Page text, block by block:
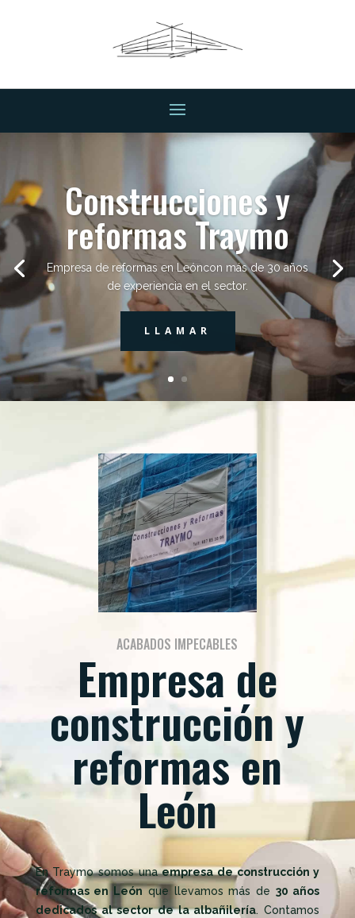
REFORMAS
INTEGRALES
VER SERVICIOS
ACABADOS IMPECABLES
Empresa de
construcción y
reformas en
León
En Traymo somos unaempresa de construcción y
reformas en Leónque llevamos más de 30 años
dedicados al sector de la albañilería. Contamos